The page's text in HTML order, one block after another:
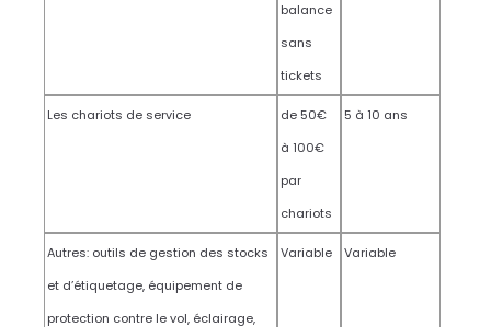
balance
sans
tickets
Les chariots de service
de 50€
à 100€
par
chariots
5 à 10 ans
Autres: outils de gestion des stocks
et d’étiquetage, équipement de
protection contre le vol, éclairage,
Variable Variable